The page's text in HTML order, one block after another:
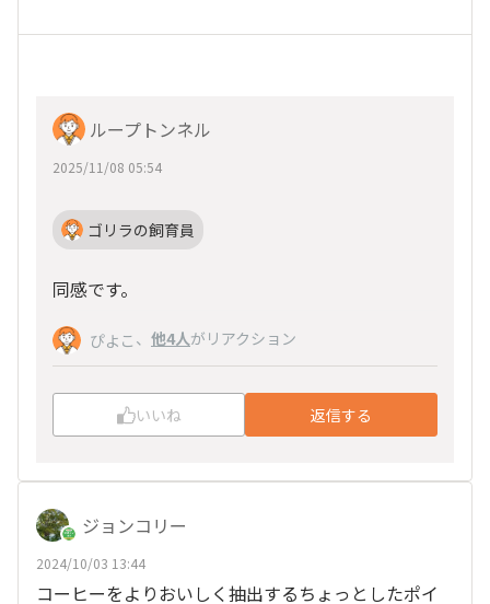
ループトンネル
2025/11/08 05:54
ゴリラの飼育員
同感です。
ぴよこ 、 他4人がリアクション
いいね 返信する
ジョンコリー
2024/10/03 13:44
コーヒーをよりおいしく抽出するちょっとしたポイ